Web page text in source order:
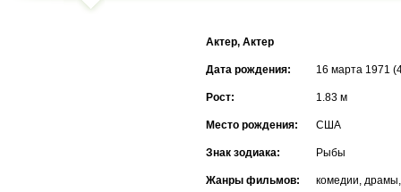
Актер, Актер
Дата рождения: 16 марта 1971
Рост: 1.83 м
Место рождения: США
Знак зодиака: Рыбы
Жанры фильмов: комедии,